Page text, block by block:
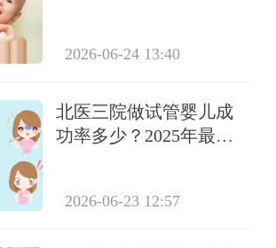
2026-06-24 13:40
北医三院做试管婴儿成
功率多少？2025年最新
2026-06-23 12:57